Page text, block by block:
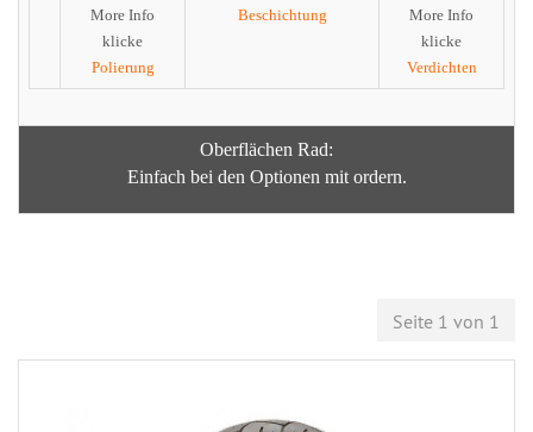
More Info
klicke
Polierung
Beschichtung
More Info
klicke
Verdichten
Oberflächen Rad:
Einfach bei den Optionen mit ordern.
Seite 1 von 1